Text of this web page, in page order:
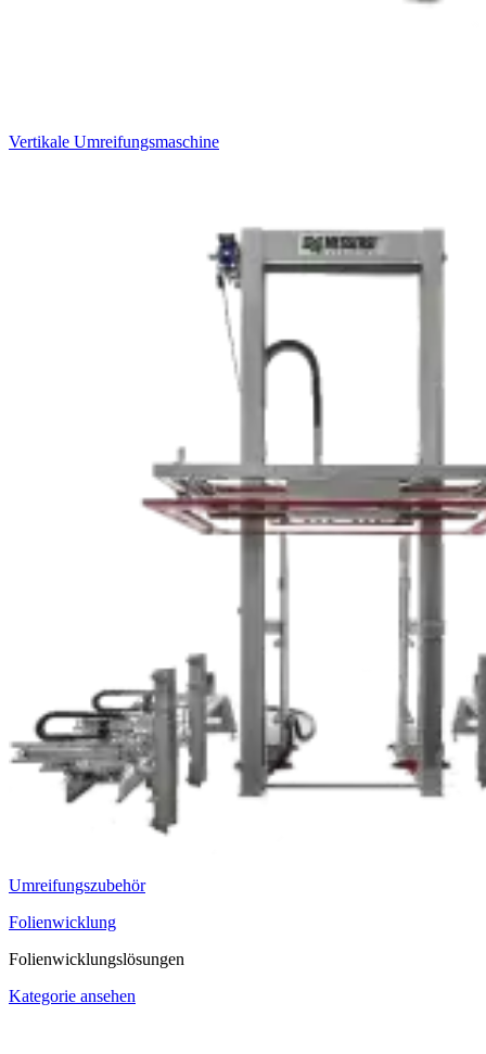
Vertikale Umreifungsmaschine
Umreifungszubehör
Folienwicklung
Folienwicklungslösungen
Kategorie ansehen